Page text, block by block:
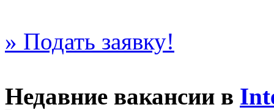
» Подать заявку!
Недавние вакансии в